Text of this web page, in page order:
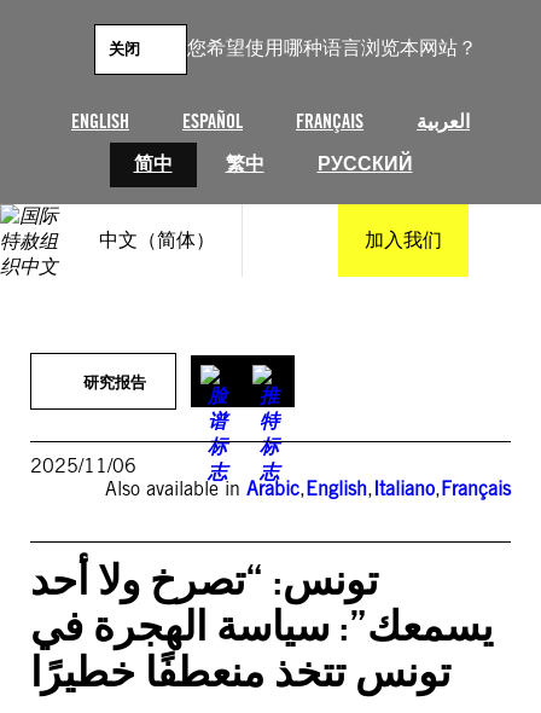
您希望使用哪种语言浏览本网站？
ENGLISH ESPAÑOL FRANÇAIS
العربية
简中
繁中 РУССКИЙ
关闭
中文（简体） 加入我们
研究报告
2025/11/06
Also available in Arabic,English,Italiano,Français
تونس: “تصرخ ولا أحد
يسمعك”: سياسة الهجرة في
تونس تتخذ منعطفًا خطيرًا